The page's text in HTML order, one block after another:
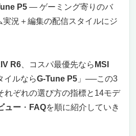
とゲーミングを快適にこなす
（コスパ最強）
レッシュレートで滑らかな映像
512GB SSDで快適な作業環境
ち運びも便利
ートで作業環境を拡張
編集とゲームに特化した高性能
ートPC
P5 ― ゲーミング寄りのバ
実況＋編集の配信スタイルにジ
R6 、コスパ最優先なら MSI
イルならG-Tune P5 」──この3
れぞれの選び方の指標と14モデ
ュー ・ FAQを順に紹介していき